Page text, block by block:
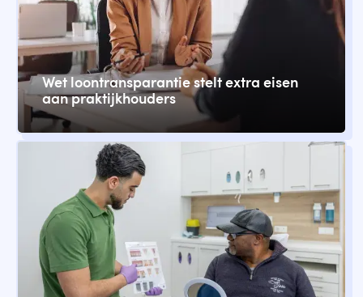
Wet loontransparantie stelt extra eisen
aan praktijkhouders